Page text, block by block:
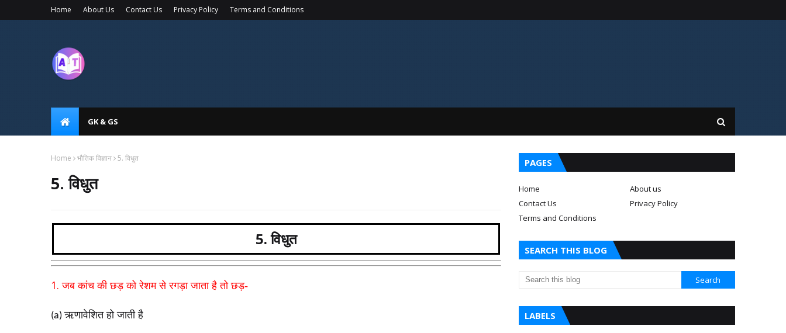
Home About Us Contact Us Privacy Policy Terms and Conditions
GK & GS
Home भौतिक विज्ञान 5. विधुत
5. विधुत
5. विधुत
1.जब कांच की छड़ को रेशम से रगड़ा जाता है तो छड़-
(a)ऋणावेशित हो जाती है
PAGES
Home
About us
Contact Us
Privacy Policy
Terms and Conditions
SEARCH THIS BLOG
LABELS